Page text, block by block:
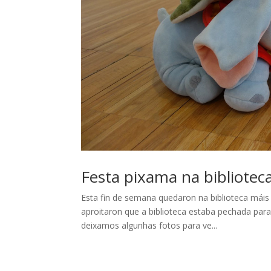
Festa pixama na
Esta fin de semana quedaron na biblioteca
aproitaron que a biblioteca estaba pechada
deixamos algunhas fotos para ve...